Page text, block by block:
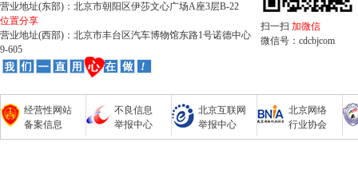
营业地址(东部)：北京市朝阳区伊莎文心广场A座3层B-22
位置分享
营业地址(西部)：北京市丰台区汽车博物馆东路1号诺德中心
9-605
扫一扫 加微信
微信号：cdcbjcom
经营性网站
备案信息
不良信息
举报中心
北京互联网
举报中心
北京网络
行业协会